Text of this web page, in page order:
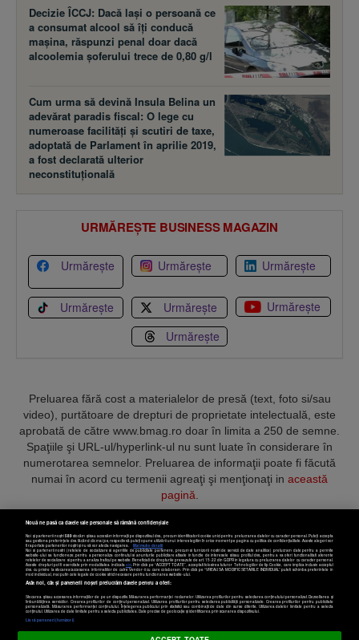
Decizie ÎCCJ: Dacă laşi o persoană ce
a consumat alcool să îţi conducă
maşina, răspunzi penal doar dacă
alcoolemia şoferului trece de 0,80 g/l
Cum urma să devină Insula Belina un
adevărat paradis fiscal: O lege cu
numeroase facilităţi şi scutiri de taxe,
adoptată de Parlament în aprilie 2019,
a fost declarată ulterior
neconstituţională
URMĂREȘTE BUSINESS MAGAZIN
Urmărește Urmărește Urmărește
Urmărește Urmărește
Urmărește
Urmărește
Preluarea fără cost a materialelor de presă (text, foto si/sau
video), purtătoare de drepturi de proprietate intelectuală, este
aprobată de către www.bmag.ro doar în limita a 250 de semne.
Spaţiile şi URL-ul/hyperlink-ul nu sunt luate în considerare în
numerotarea semnelor. Preluarea de informaţii poate fi făcută
numai în acord cu termenii agreaţi şi menţionaţi in această
pagină
Termeni și condiții Confidențialitate Cookies Contact
Copyright © 2025 BUSINESSMEX S.A.
Setări cookies
Nouă ne pasă ca datele tale personale să rămână confidențiale
Noi și partenerii noștri589stocăm și/sau accesăm informații pe dispozitivul dvs., precum identificatorii cookie unici pentru prelucrarea datelor cu caracter personal. Puteți accepta
sau gestiona preferințele dvs. făcând clic mai jos, respectiv vă puteți opune utilizării unui interes legitim în orice moment pe pagina cu politica de confidențialitate. Aceste alegeri vor
fi raportate partenerilor noștri și nu vă vor afecta navigarea.
Mai multe detalii
Noi si partenerii nostri (retelele de socializare si agentiile de publicitate partenere, precum si furnizorii nostri de servicii de date analitice) prelucram date pentru a permite
website-ului sa functioneze, pentru a personaliza continutul si anunturile publicitare afisate in functie de interesele si/sau profilul dvs., pentru a va oferi functionalitati aferente
retelelor de socializare si pentru a analiza traficul pe website. Beneficiati de drepturile prevazute de art. 15-22 din GDPR in legatura cu prelucrarea datelor cu caracter personal.
Aceste drepturi pot fi exercitate prin modalitatea indicataaici. Prin click pe “ACCEPT TOATE”, acceptati folosirea tuturor Tehnologiilor de tip Cookie, care implica inclusiv acceptul
dvs. cu privire la stocarea/accesarea informatiilor de catre Vendor-ii cu care colaboram. Prin click pe “VREAU SA MODIFIC SETARILE INDIVIDUAL” puteti schimba preferintele in
mod individual, mai putin cele legate de cookie strict necesare pentru functionarea website-ului.
Atât noi, cât și partenerii noștri prelucrăm datele pentru a oferi:
Stocarea și/sau accesarea informațiilor de pe un dispozitiv. Măsurarea performanței reclamelor. Utilizarea profilurilor pentru selectarea conținutului personalizat. Dezvoltarea și
îmbunătățirea serviciilor. Crearea profilurilor de conținut personalizat. Utilizarea profilurilor pentru selectarea publicității personalizate. Crearea profilurilor pentru publicitate
personalizată. Măsurarea performanței conținutului. Înțelegerea publicului prin statistici sau combinații de date din surse diferite. Utilizarea datelor limitate pentru a selecta
conținutul. Utilizarea de date limitate pentru a selecta publicitatea. Date precise de geolocație și identificarea prin scanarea dispozitivului.
Listă parteneri (furnizori)